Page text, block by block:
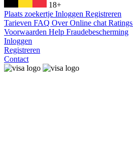
18+
Plaats zoekertje Inloggen Registreren
Tarieven FAQ OverOnline chat Ratings
Voorwaarden Help Fraudebescherming
Inloggen
Registreren
Contact